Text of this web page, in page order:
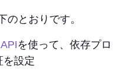
のとおりです。
を使って、依存プロ
を設定